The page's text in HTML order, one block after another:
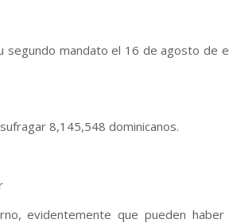
segundo mandato el 16 de agosto de
8,145,548 dominicanos.
evidentemente que pueden